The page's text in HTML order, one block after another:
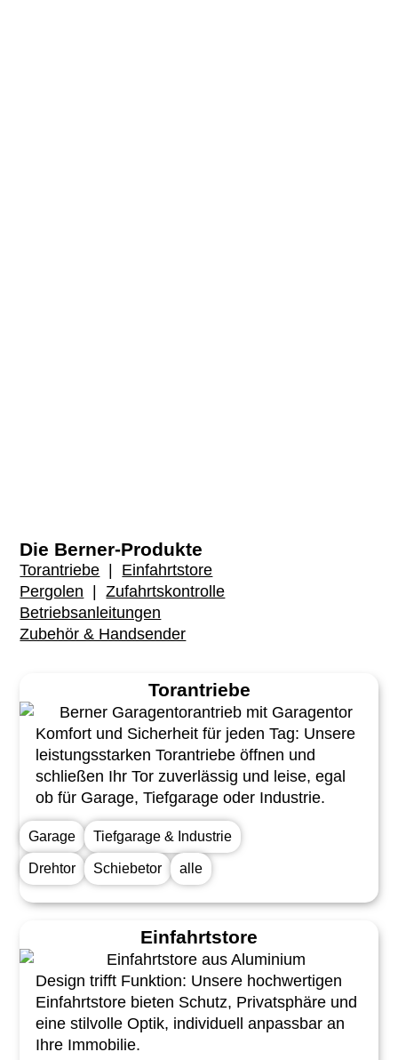
Die Berner-Produkte
Torantriebe | Einfahrtstore
Pergolen |Zufahrtskontrolle
Betriebsanleitungen
Zubehör & Handsender
Torantriebe
Komfort und Sicherheit für jeden Tag: Unsere
leistungsstarken Torantriebe öffnen und
schließen Ihr Tor zuverlässig und leise, egal
ob für Garage, Tiefgarage oder Industrie.
Garage Tiefgarage & Industrie
Drehtor Schiebetor alle
Einfahrtstore
Design trifft Funktion: Unsere hochwertigen
Einfahrtstore bieten Schutz, Privatsphäre und
eine stilvolle Optik, individuell anpassbar an
Ihre Immobilie.